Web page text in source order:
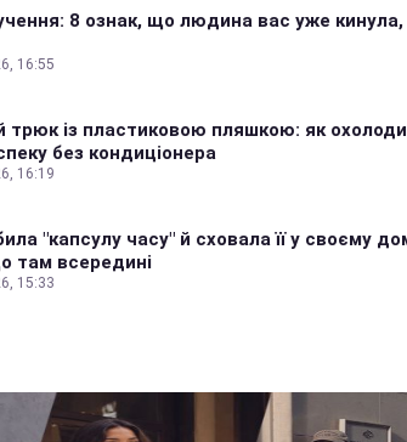
8 ознак, що людина вас уже кинула,
16:55
трюк із пластиковою пляшкою: як
без кондиціонера
16:19
"капсулу часу" й сховала її у своєму
там всередині
15:33